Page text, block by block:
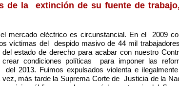
de la extinción de su fuente de
mercado eléctrico es circunstancial. En el 2009
víctimas del despido masivo de 44 mil
estado de derecho para acabar con nuestro
condiciones políticas para imponer las
2013. Fuimos expulsados violenta e
más tarde la Suprema Corte de Justicia de la